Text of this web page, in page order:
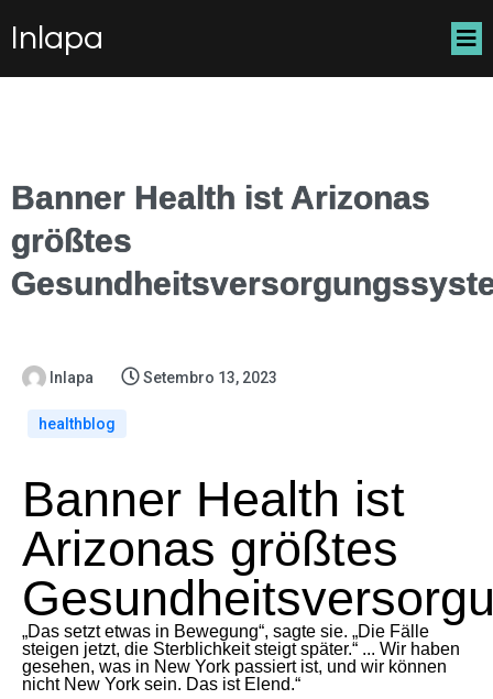
Inlapa
Banner Health ist Arizonas
größtes
Inlapa Setembro 13, 2023
healthblog
Banner Health ist
Arizonas größtes
„Das setzt etwas in Bewegung“, sagte sie. „Die Fälle
steigen jetzt, die Sterblichkeit steigt später.“ ... Wir haben
gesehen, was in New York passiert ist, und wir können
nicht New York sein. Das ist Elend.“